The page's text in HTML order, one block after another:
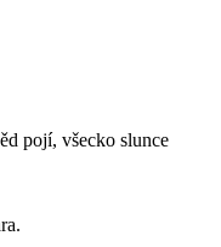
pojí, všecko slunce